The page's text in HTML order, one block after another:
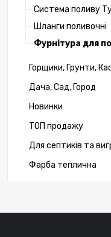
Система поливу
Шланги поливочні
Фурнітура для
Горщики, Грунти,
Дача, Сад, Город
Новинки
ТОП продажу
Для септиків та
Фарба теплична